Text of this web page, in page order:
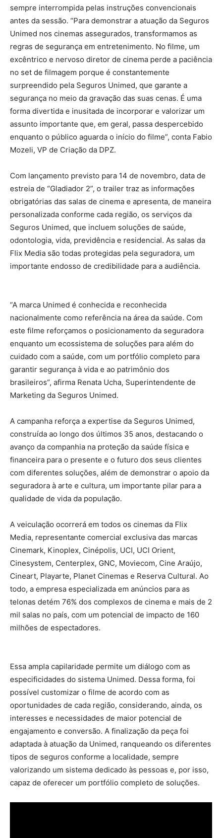
sempre interrompida pelas instruções convencionais
antes da sessão. “Para demonstrar a atuação da Seguros
Unimed nos cinemas assegurados, transformamos as
regras de segurança em entretenimento. No filme, um
excêntrico e nervoso diretor de cinema perde a paciência
no set de filmagem porque é constantemente
surpreendido pela Seguros Unimed, que garante a
segurança no meio da gravação das suas cenas. É uma
forma divertida e inusitada de incorporar e valorizar um
assunto importante que, em geral, passa despercebido
enquanto o público aguarda o início do filme”, conta Fabio
Mozeli, VP de Criação da DPZ.
Com lançamento previsto para 14 de novembro, data de
estreia de “Gladiador 2”, o trailer traz as informações
obrigatórias das salas de cinema e apresenta, de maneira
personalizada conforme cada região, os serviços da
Seguros Unimed, que incluem soluções de saúde,
odontologia, vida, previdência e residencial. As salas da
Flix Media são todas protegidas pela seguradora, um
importante endosso de credibilidade para a audiência.
“A marca Unimed é conhecida e reconhecida
nacionalmente como referência na área da saúde. Com
este filme reforçamos o posicionamento da seguradora
enquanto um ecossistema de soluções para além do
cuidado com a saúde, com um portfólio completo para
garantir segurança à vida e ao patrimônio dos
brasileiros”, afirma Renata Ucha, Superintendente de
Marketing da Seguros Unimed.
A campanha reforça a expertise da Seguros Unimed,
construída ao longo dos últimos 35 anos, destacando o
avanço da companhia na proteção da saúde física e
financeira para o presente e o futuro dos seus clientes
com diferentes soluções, além de demonstrar o apoio da
seguradora à arte e cultura, um importante pilar para a
qualidade de vida da população.
A veiculação ocorrerá em todos os cinemas da Flix
Media, representante comercial exclusiva das marcas
Cinemark, Kinoplex, Cinépolis, UCI, UCI Orient,
Cinesystem, Centerplex, GNC, Moviecom, Cine Araújo,
Cineart, Playarte, Planet Cinemas e Reserva Cultural. Ao
todo, a empresa especializada em anúncios para as
telonas detém 76% dos complexos de cinema e mais de 2
mil salas no país, com um potencial de impacto de 160
milhões de espectadores.
Essa ampla capilaridade permite um diálogo com as
especificidades do sistema Unimed. Dessa forma, foi
possível customizar o filme de acordo com as
oportunidades de cada região, considerando, ainda, os
interesses e necessidades de maior potencial de
engajamento e conversão. A finalização da peça foi
adaptada à atuação da Unimed, ranqueando os diferentes
tipos de seguros conforme a localidade, sempre
valorizando um sistema dedicado às pessoas e, por isso,
capaz de oferecer um portfólio completo de soluções.